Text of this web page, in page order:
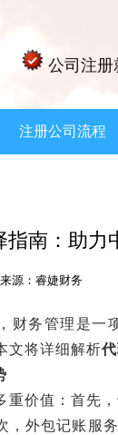
公司注册
注册公司流程
南：助力
来源：睿婕财务
财务管理是一
文将详细解析‌
重价值：首先
，外包记账服